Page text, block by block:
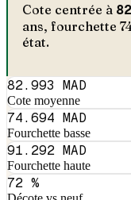
Cote centrée à
ans, fourchette
état.
82.993 MAD
Cote moyenne
74.694 MAD
Fourchette basse
91.292 MAD
Fourchette haute
72 %